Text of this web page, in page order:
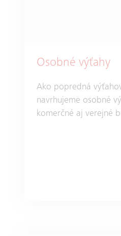
Osobné výťahy
Ako popredná
navrhujeme osobné
komerčné aj verejné